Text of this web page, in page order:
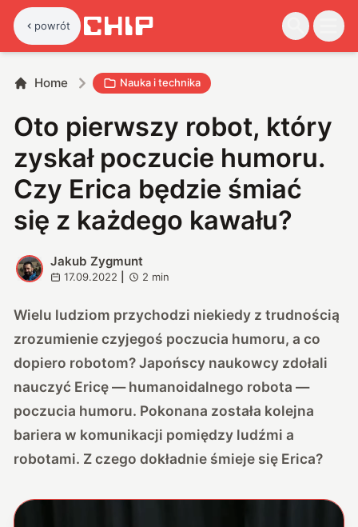
powrót
Home Nauka i technika
Oto pierwszy robot, który
zyskał poczucie humoru.
Czy Erica będzie śmiać
się z każdego kawału?
J
Jakub Zygmunt
17.09.2022 2 min
Wielu ludziom przychodzi niekiedy z trudnością
zrozumienie czyjegoś poczucia humoru, a co
dopiero robotom? Japońscy naukowcy zdołali
nauczyć Ericę — humanoidalnego robota —
poczucia humoru. Pokonana została kolejna
bariera w komunikacji pomiędzy ludźmi a
robotami. Z czego dokładnie śmieje się Erica?